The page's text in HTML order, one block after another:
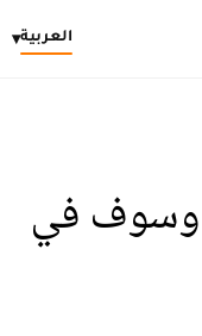
العربية▾
وسوف في